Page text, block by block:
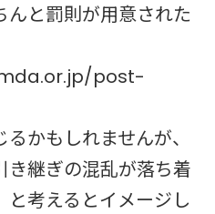
んと罰則が用意された
post-
かもしれませんが、
き継ぎの混乱が落ち着
と考えるとイメージし